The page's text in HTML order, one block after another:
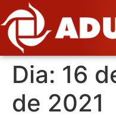
Dia: 16
de 2021